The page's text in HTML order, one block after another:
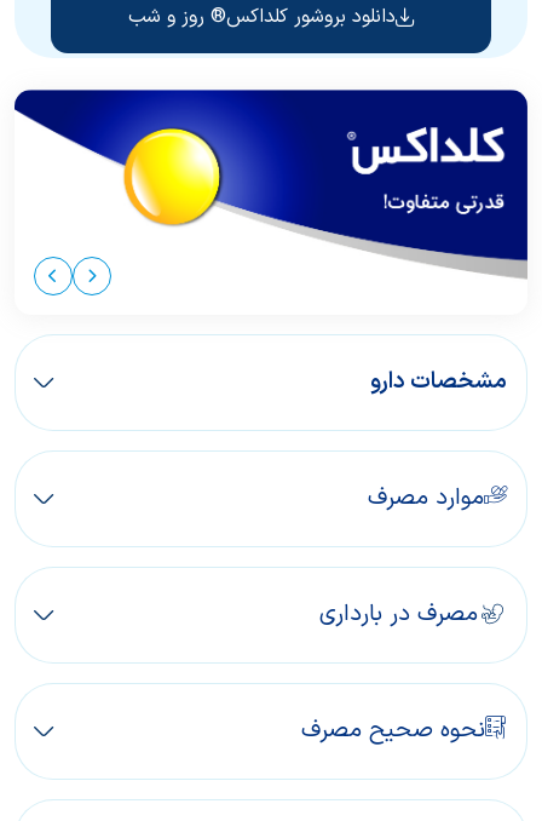
دانلود بروشور کلداکس® روز و شب
مشخصات دارو
موارد مصرف
مصرف در بارداری
نحوه صحیح مصرف